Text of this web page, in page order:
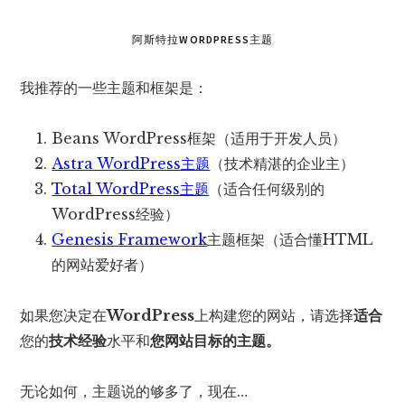
阿斯特拉WORDPRESS主题
我推荐的一些主题和框架是：
Beans WordPress框架（适用于开发人员）
Astra WordPress主题 （技术精湛的企业主）
Total WordPress主题 （适合任何级别的
WordPress经验）
Genesis Framework主题框架（适合懂HTML
的网站爱好者）
如果您决定在WordPress 上构建您的网站，请选择适合
您的技术经验水平和您网站目标的主题。
无论如何，主题说的够多了，现在…